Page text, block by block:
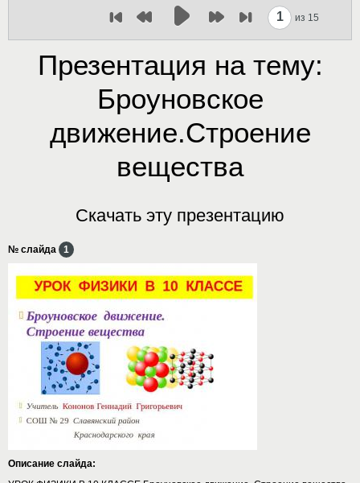
1 из 15
Презентация на тему:
Броуновское
движение.Строение
вещества
Скачать эту презентацию
№ слайда 1
Описание слайда: